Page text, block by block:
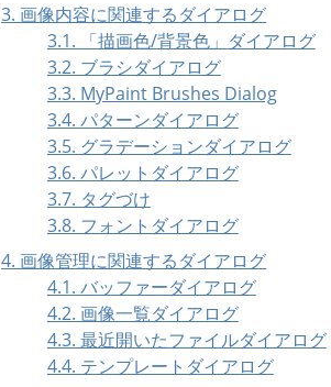
3. 画像内容に関連するダイアログ
3.1.
「描画色/背景色」 ダイアログ
3.2. ブラシダイアログ
3.3. MyPaint Brushes Dialog
3.4. パターンダイアログ
3.5. グラデーションダイアログ
3.6. パレットダイアログ
3.7. タグづけ
3.8. フォントダイアログ
4. 画像管理に関連するダイアログ
4.1. バッファーダイアログ
4.2. 画像一覧ダイアログ
4.3. 最近開いたファイルダイアログ
4.4. テンプレートダイアログ